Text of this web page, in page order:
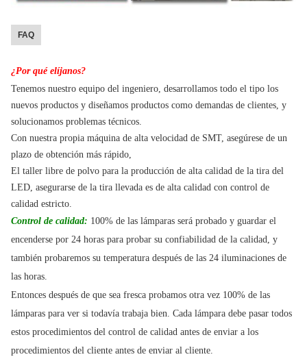
FAQ
¿Por qué elíjanos?
Tenemos nuestro equipo del ingeniero, desarrollamos todo el tipo los
nuevos productos y diseñamos productos como demandas de clientes, y
solucionamos problemas técnicos.
Con nuestra propia máquina de alta velocidad de SMT, asegúrese de un
plazo de obtención más rápido,
El taller libre de polvo para la producción de alta calidad de la tira del
LED, asegurarse de la tira llevada es de alta calidad con control de
calidad estricto.
Control de calidad: 100% de las lámparas será probado y guardar el
encenderse por 24 horas para probar su confiabilidad de la calidad, y
también probaremos su temperatura después de las 24 iluminaciones de
las horas.
Entonces después de que sea fresca probamos otra vez 100% de las
lámparas para ver si todavía trabaja bien. Cada lámpara debe pasar todos
estos procedimientos del control de calidad antes de enviar a los
procedimientos del cliente antes de enviar al cliente.